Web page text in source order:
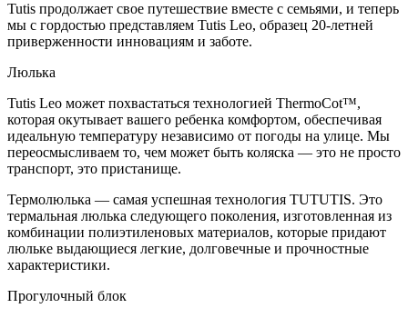
Tutis продолжает свое путешествие вместе с семьями, и теперь
мы с гордостью представляем Tutis Leo, образец 20-летней
приверженности инновациям и заботе.
Люлька
Tutis Leo может похвастаться технологией ThermoCot™,
которая окутывает вашего ребенка комфортом, обеспечивая
идеальную температуру независимо от погоды на улице. Мы
переосмысливаем то, чем может быть коляска — это не просто
транспорт, это пристанище.
Термолюлька — самая успешная технология TUTUTIS. Это
термальная люлька следующего поколения, изготовленная из
комбинации полиэтиленовых материалов, которые придают
люльке выдающиеся легкие, долговечные и прочностные
характеристики.
Прогулочный блок